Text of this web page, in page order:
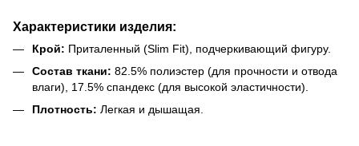
Характеристики изделия:
Крой: Приталенный (Slim Fit), подчеркивающий фигуру.
Состав ткани: 82.5% полиэстер (для прочности и отвода
влаги), 17.5% спандекс (для высокой эластичности).
Плотность: Легкая и дышащая.